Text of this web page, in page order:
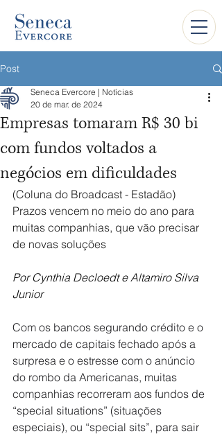
Post
Empresas tomaram R$ 30 bi
com fundos voltados a
negócios em dificuldades
Seneca Evercore | Notícias
20 de mar. de 2024
(Coluna do Broadcast - Estadão)
Prazos vencem no meio do ano para
muitas companhias, que vão precisar
de novas soluções
Por Cynthia Decloedt e Altamiro Silva
Junior
Com os bancos segurando crédito e o
mercado de capitais fechado após a
surpresa e o estresse com o anúncio
do rombo da Americanas, muitas
companhias recorreram aos fundos de
“special situations” (situações
especiais), ou “special sits”, para sair